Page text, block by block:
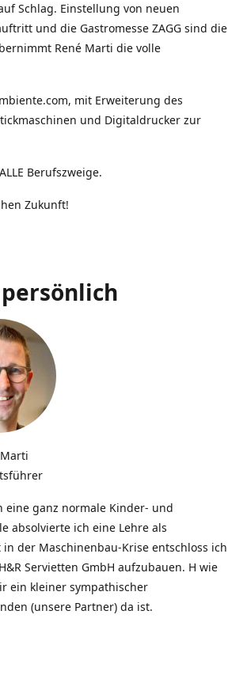
Schlag. Einstellung von neuen
und die Gastromesse ZAGG sind die
René Marti die volle
mit Erweiterung des
und Digitaldrucker zur
Berufszweige.
Zukunft!
eine ganz normale Kinder- und
absolvierte ich eine Lehre als
der Maschinenbau-Krise entschloss ich
Servietten GmbH aufzubauen. H wie
ein kleiner sympathischer
(unsere Partner) da ist.